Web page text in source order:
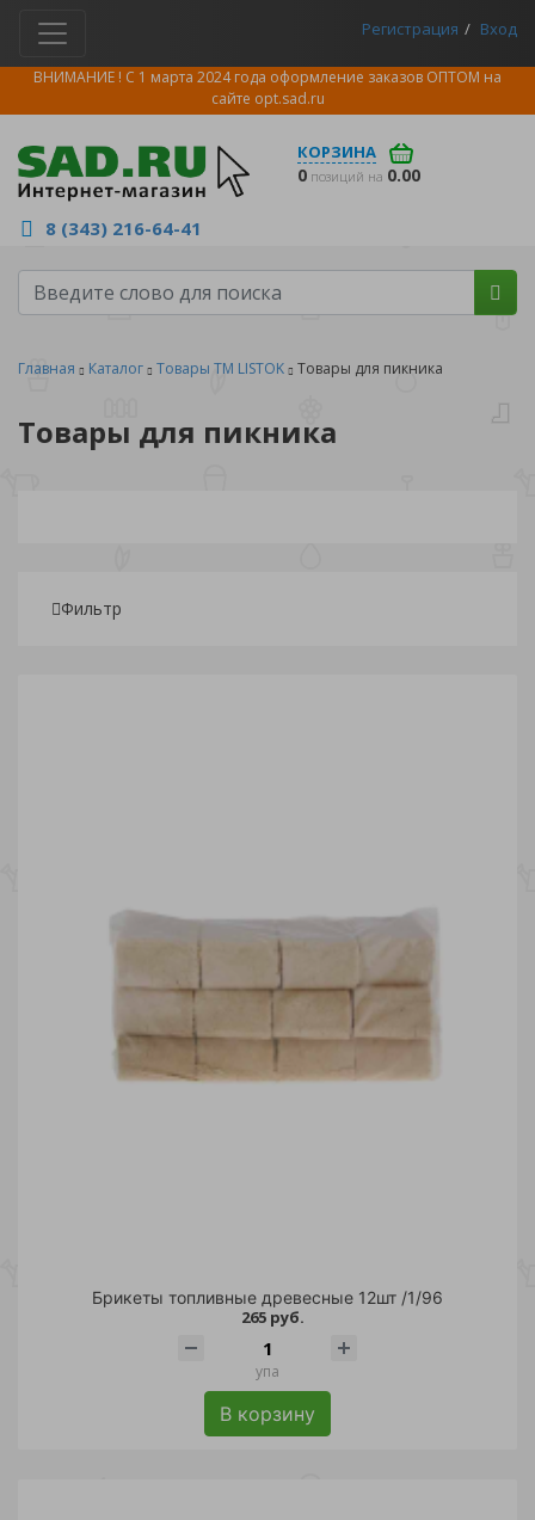
Регистрация Вход
ВНИМАНИЕ ! С 1 марта 2024 года оформление заказов ОПТОМ на
сайте opt.sad.ru
КОРЗИНА
0 позиций на 0.00
8 (343) 216-64-41
Главная Каталог Товары ТМ LISTOK Товары для пикника
Товары для пикника
Фильтр
Брикеты топливные древесные 12шт /1/96
265 руб.
упа
В корзину